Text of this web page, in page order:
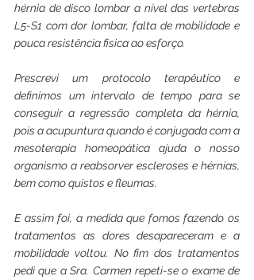
hérnia de disco lombar a nível das vertebras
L5-S1 com dor lombar, falta de mobilidade e
pouca resistência fisica ao esforço.
Prescrevi um protocolo terapêutico e
definimos um intervalo de tempo para se
conseguir a regressão completa da hérnia,
pois a acupuntura quando é conjugada com a
mesoterapia homeopática ajuda o nosso
organismo a reabsorver escleroses e hérnias,
bem como quistos e fleumas.
E assim foi, a medida que fomos fazendo os
tratamentos as dores desapareceram e a
mobilidade voltou. No fim dos tratamentos
pedi que a Sra. Carmen repeti-se o exame de